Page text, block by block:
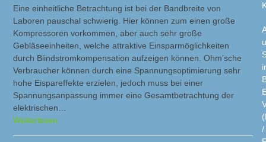
Eine einheitliche Betrachtung ist bei der Bandbreite von
Laboren pauschal schwierig. Hier können zum einen große
Kompressoren vorkommen, aber auch sehr große
Gebläseeinheiten, welche attraktive Einsparmöglichkeiten
durch Blindstromkompensation aufzeigen können. Ohm’sche
Verbraucher können durch eine Spannungsoptimierung sehr
hohe Eispareffekte erzielen, jedoch muss bei einer
Spannungsanpassung immer eine Gesamtbetrachtung der
elektrischen…
Weiterlesen
/